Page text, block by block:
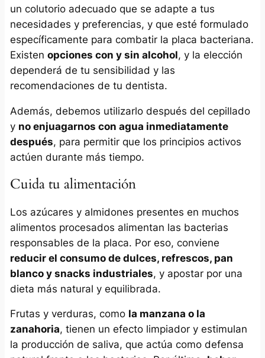
un colutorio adecuado que se adapte a tus
necesidades y preferencias, y que esté formulado
específicamente para combatir la placa bacteriana.
Existen opciones con y sin alcohol, y la elección
dependerá de tu sensibilidad y las
recomendaciones de tu dentista.
Además, debemos utilizarlo después del cepillado
y no enjuagarnos con agua inmediatamente
después, para permitir que los principios activos
actúen durante más tiempo.
Cuida tu alimentación
Los azúcares y almidones presentes en muchos
alimentos procesados alimentan las bacterias
responsables de la placa. Por eso, conviene
reducir el consumo de dulces, refrescos, pan
blanco y snacks industriales, y apostar por una
dieta más natural y equilibrada.
Frutas y verduras, como la manzana o la
zanahoria, tienen un efecto limpiador y estimulan
la producción de saliva, que actúa como defensa